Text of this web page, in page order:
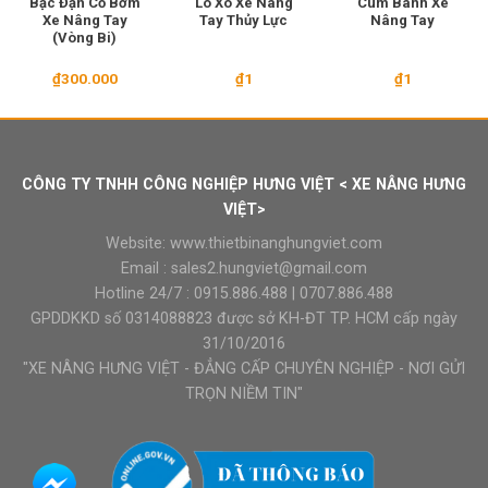
Xe Nâng Tay
(Vòng Bi)
₫300.000
Tay Thủy Lực
₫1
Nâng Tay
₫1
CÔNG TY TNHH CÔNG NGHIỆP HƯNG VIỆT < XE NÂNG HƯNG
VIỆT>
Website: www.thietbinanghungviet.com
Email : sales2.hungviet@gmail.com
Hotline 24/7 : 0915.886.488
0707.886.488
GPDDKKD số 0314088823 được sở KH-ĐT TP. HCM cấp ngày
31/10/2016
"XE NÂNG HƯNG VIỆT - ĐẲNG CẤP CHUYÊN NGHIỆP - NƠI GỬI
TRỌN NIỀM TIN"